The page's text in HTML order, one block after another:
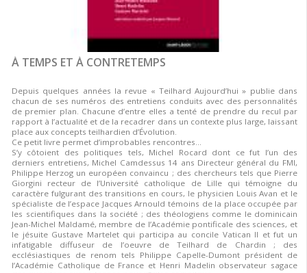
À TEMPS ET À CONTRETEMPS
Depuis quelques années la revue « Teilhard Aujourd’hui » publie dans
chacun de ses numéros des entretiens conduits avec des personnalités
de premier plan. Chacune d’entre elles a tenté de prendre du recul par
rapport à l’actualité et de la recadrer dans un contexte plus large, laissant
place aux concepts teilhardien d’Évolution.
Ce petit livre permet d’improbables rencontres…
S’y côtoient des politiques tels, Michel Rocard dont ce fut l’un des
derniers entretiens, Michel Camdessus 14 ans Directeur général du FMI,
Philippe Herzog un européen convaincu ; des chercheurs tels que Pierre
Giorgini recteur de l’Université catholique de Lille qui témoigne du
caractère fulgurant des transitions en cours, le physicien Louis Avan et le
spécialiste de l’espace Jacques Arnould témoins de la place occupée par
les scientifiques dans la société ; des théologiens comme le dominicain
Jean-Michel Maldamé, membre de l’Académie pontificale des sciences, et
le jésuite Gustave Martelet qui participa au concile Vatican II et fut un
infatigable diffuseur de l’oeuvre de Teilhard de Chardin ; des
ecclésiastiques de renom tels Philippe Capelle-Dumont président de
l’Académie Catholique de France et Henri Madelin observateur sagace